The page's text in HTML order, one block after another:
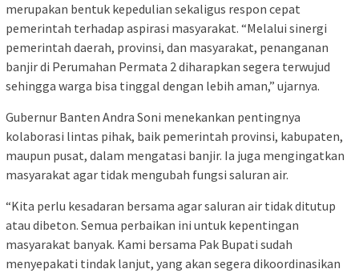
merupakan bentuk kepedulian sekaligus respon cepat
pemerintah terhadap aspirasi masyarakat. “Melalui sinergi
pemerintah daerah, provinsi, dan masyarakat, penanganan
banjir di Perumahan Permata 2 diharapkan segera terwujud
sehingga warga bisa tinggal dengan lebih aman,” ujarnya.
Gubernur Banten Andra Soni menekankan pentingnya
kolaborasi lintas pihak, baik pemerintah provinsi, kabupaten,
maupun pusat, dalam mengatasi banjir. Ia juga mengingatkan
masyarakat agar tidak mengubah fungsi saluran air.
“Kita perlu kesadaran bersama agar saluran air tidak ditutup
atau dibeton. Semua perbaikan ini untuk kepentingan
masyarakat banyak. Kami bersama Pak Bupati sudah
menyepakati tindak lanjut, yang akan segera dikoordinasikan